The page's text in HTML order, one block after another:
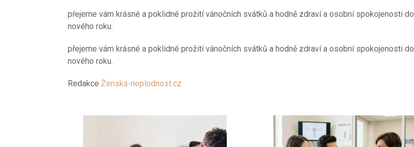
přejeme vám krásné a poklidné prožití vánočních svátků a hodně zdraví a osobní spokojenosti do
nového roku.
přejeme vám krásné a poklidné prožití vánočních svátků a hodně zdraví a osobní spokojenosti do
nového roku.
Redakce Ženská-neplodnost.cz